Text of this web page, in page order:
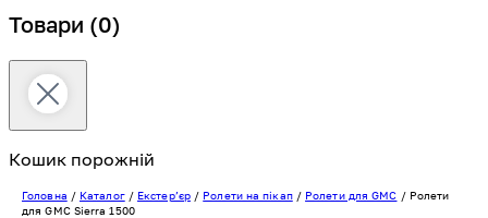
Товари (0)
Кошик порожній
Головна / Каталог/ Екстерʼєр/ Ролети на пікап/ Ролети для GMC / Ролети
для GMC Sierra 1500